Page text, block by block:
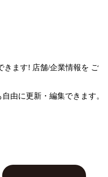
きます! 店舗/企業情報を ご
由に更新・編集できます。